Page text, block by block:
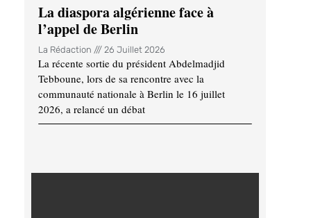
La diaspora algérienne face à
l’appel de Berlin
La Rédaction 26 Juillet 2026
La récente sortie du président Abdelmadjid
Tebboune, lors de sa rencontre avec la
communauté nationale à Berlin le 16 juillet
2026, a relancé un débat